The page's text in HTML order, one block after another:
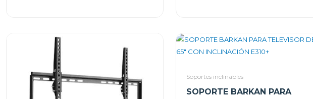
Soportes inclinables
SOPORTE BARKAN PARA